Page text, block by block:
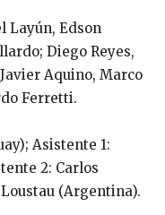
Layún, Edson
Diego Reyes,
Aquino, Marco
Ferretti.
Asistente 1:
2: Carlos
(Argentina).